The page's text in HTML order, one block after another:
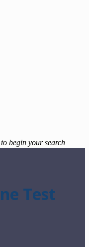
to begin your search
Test